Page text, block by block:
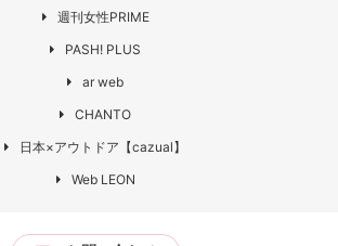
週刊女性PRIME
PASH! PLUS
ar web
CHANTO
日本×アウトドア【cazual】
Web LEON